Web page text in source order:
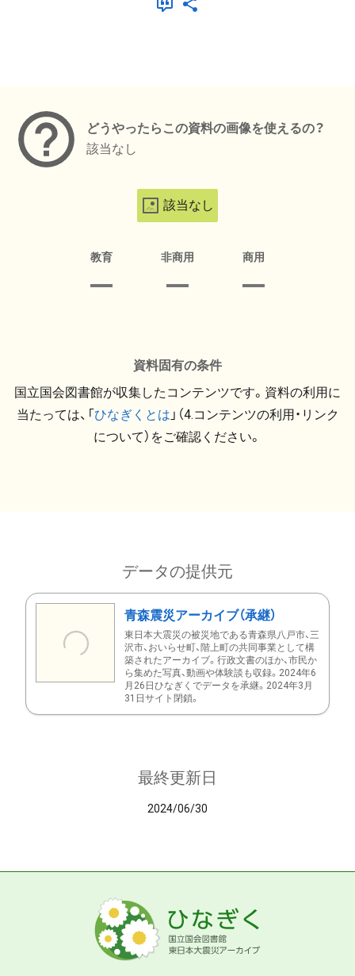
どうやったらこの資料の画像を使えるの？
該当なし
該当なし
教育 非商用 商用
資料固有の条件
国立国会図書館が収集したコンテンツです。資料の利用に
当たっては、「ひなぎくとは 」（4.コンテンツの利用・リンク
について）をご確認ください。
データの提供元
青森震災アーカイブ（承継）
東日本大震災の被災地である青森県八戸市、三
沢市、おいらせ町、階上町の共同事業として構
築されたアーカイブ。行政文書のほか、市民か
ら集めた写真、動画や体験談も収録。2024年6
月26日ひなぎくでデータを承継。2024年3月
31日サイト閉鎖。
最終更新日
2024/06/30